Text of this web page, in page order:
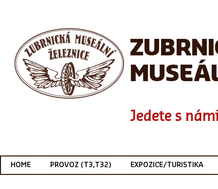
Jedete s
HOME PROVOZ (T3,T32) EXPOZICE/TURISTIKA